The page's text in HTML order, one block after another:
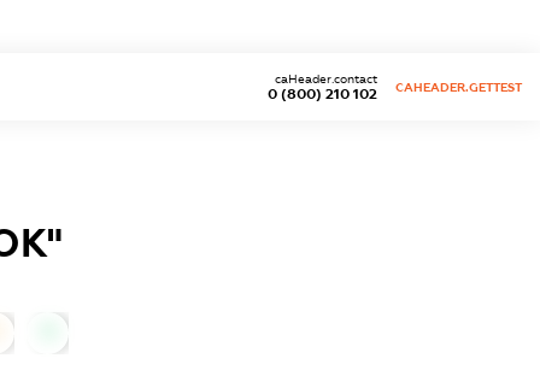
0 (800) 210 102
caHeader.contact
CAHEADER.GETTEST